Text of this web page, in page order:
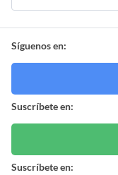
Síguenos en:
Suscríbete en:
Suscríbete en: